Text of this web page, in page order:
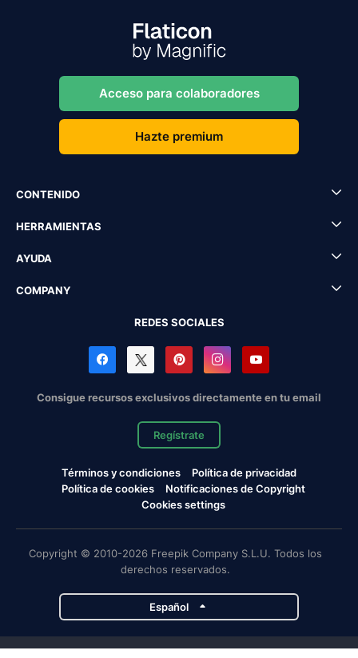
Acceso para colaboradores
Hazte premium
CONTENIDO
HERRAMIENTAS
AYUDA
COMPANY
REDES SOCIALES
Consigue recursos exclusivos directamente en tu email
Regístrate
Términos y condiciones
Política de privacidad
Política de cookies
Notificaciones de Copyright
Cookies settings
Copyright © 2010-2026 Freepik Company S.L.U. Todos los
derechos reservados.
Español